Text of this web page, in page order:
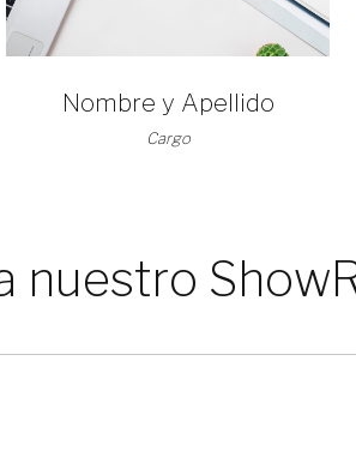
Nombre y Apellido
Cargo
nuestro